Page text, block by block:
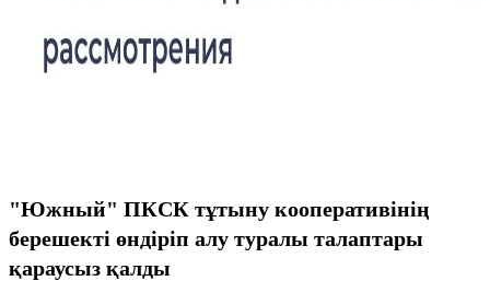
"Южный" ПКСК тұтыну кооперативінің
берешекті өндіріп алу туралы талаптары
қараусыз қалды